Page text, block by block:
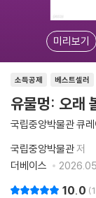
미리보기
소득공제 베스트셀러
유물멍: 오래
국립중앙박물관 큐
국립중앙박물관저
더베이스
10.0